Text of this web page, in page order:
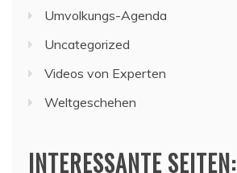
Umvolkungs-Agenda
Uncategorized
Videos von Experten
Weltgeschehen
INTERESSANTE SEITEN: